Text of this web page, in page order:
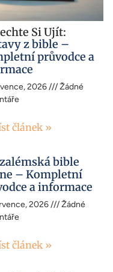
Si Ujít:
z bible –
průvodce a
2026
Žádné
článek »
bible
– Kompletní
a informace
2026
Žádné
článek »